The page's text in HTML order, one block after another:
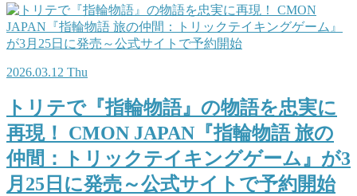
2026.03.12 Thu
トリテで『指輪物語』の物語を忠実に
再現！ CMON JAPAN『指輪物語 旅の
仲間：トリックテイキングゲーム』が3
月25日に発売～公式サイトで予約開始